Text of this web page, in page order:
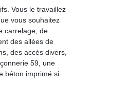
Vous le travaillez
vous souhaitez
carrelage, de
des allées de
des accès divers,
59, une
béton imprimé si